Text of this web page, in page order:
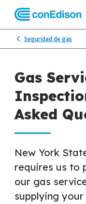
Seguridad de gas
Gas
Asked
New York
requires us to
our gas
supplying your